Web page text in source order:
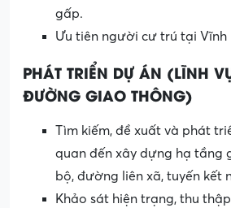
gấp.
Ưu tiên người cư trú tại Vĩnh
PHÁT TRIỂN DỰ ÁN (LĨNH
ĐƯỜNG GIAO THÔNG)
Tìm kiếm, đề xuất và phát
quan đến xây dựng hạ tầng
bộ, đường liên xã, tuyến kết
Khảo sát hiện trạng, thu